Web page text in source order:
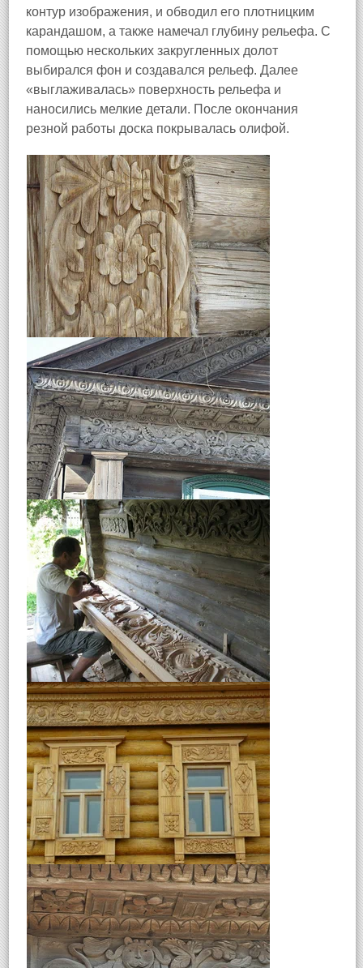
контур изображения, и обводил его плотницким
карандашом, а также намечал глубину рельефа. С
помощью нескольких закругленных долот
выбирался фон и создавался рельеф. Далее
«выглаживалась» поверхность рельефа и
наносились мелкие детали. После окончания
резной работы доска покрывалась олифой.